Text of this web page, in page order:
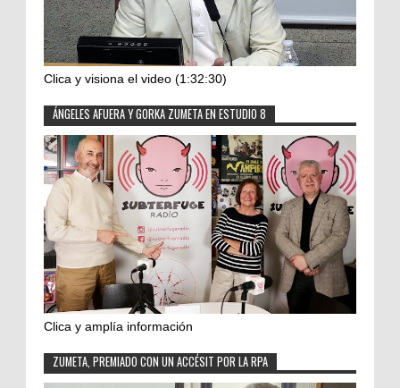
Clica y visiona el video (1:32:30)
ÁNGELES AFUERA Y GORKA ZUMETA EN ESTUDIO 8
Clica y amplía información
ZUMETA, PREMIADO CON UN ACCÉSIT POR LA RPA